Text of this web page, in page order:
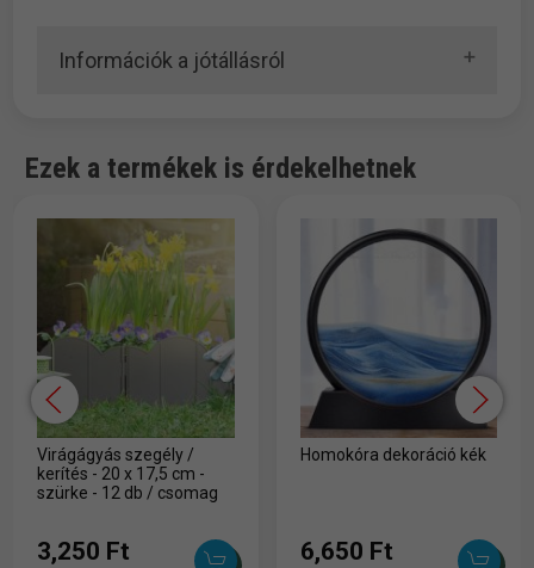
Információk a jótállásról
Ezek a termékek is érdekelhetnek
Virágágyás szegély /
kerítés - 20 x 17,5 cm -
szürke - 12 db / csomag
3,250 Ft
Homokóra dekoráció kék
6,650 Ft